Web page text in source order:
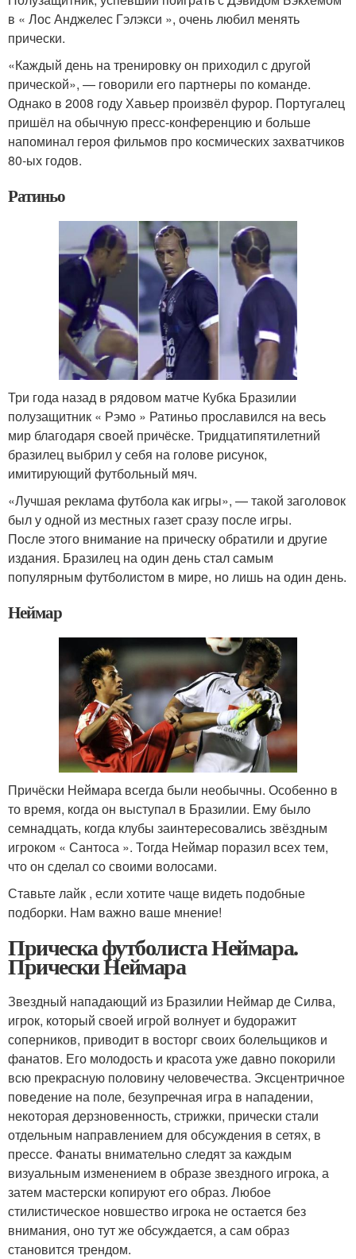
в « Лос Анджелес Гэлэкси », очень любил менять
прически.
«Каждый день на тренировку он приходил с другой
прической», — говорили его партнеры по команде.
Однако в 2008 году Хавьер произвёл фурор. Португалец
пришёл на обычную пресс-конференцию и больше
напоминал героя фильмов про космических захватчиков
80-ых годов.
Ратиньо
Три года назад в рядовом матче Кубка Бразилии
полузащитник « Рэмо » Ратиньо прославился на весь
мир благодаря своей причёске. Тридцатипятилетний
бразилец выбрил у себя на голове рисунок,
имитирующий футбольный мяч.
«Лучшая реклама футбола как игры», — такой заголовок
был у одной из местных газет сразу после игры.
После этого внимание на прическу обратили и другие
издания. Бразилец на один день стал самым
популярным футболистом в мире, но лишь на один день.
Неймар
Причёски Неймара всегда были необычны. Особенно в
то время, когда он выступал в Бразилии. Ему было
семнадцать, когда клубы заинтересовались звёздным
игроком « Сантоса ». Тогда Неймар поразил всех тем,
что он сделал со своими волосами.
Ставьте лайк , если хотите чаще видеть подобные
подборки. Нам важно ваше мнение!
Прическа футболиста Неймара.
Прически Неймара
Звездный нападающий из Бразилии Неймар де Силва,
игрок, который своей игрой волнует и будоражит
соперников, приводит в восторг своих болельщиков и
фанатов. Его молодость и красота уже давно покорили
всю прекрасную половину человечества. Эксцентричное
поведение на поле, безупречная игра в нападении,
некоторая дерзновенность, стрижки, прически стали
отдельным направлением для обсуждения в сетях, в
прессе. Фанаты внимательно следят за каждым
визуальным изменением в образе звездного игрока, а
затем мастерски копируют его образ. Любое
стилистическое новшество игрока не остается без
внимания, оно тут же обсуждается, а сам образ
становится трендом.